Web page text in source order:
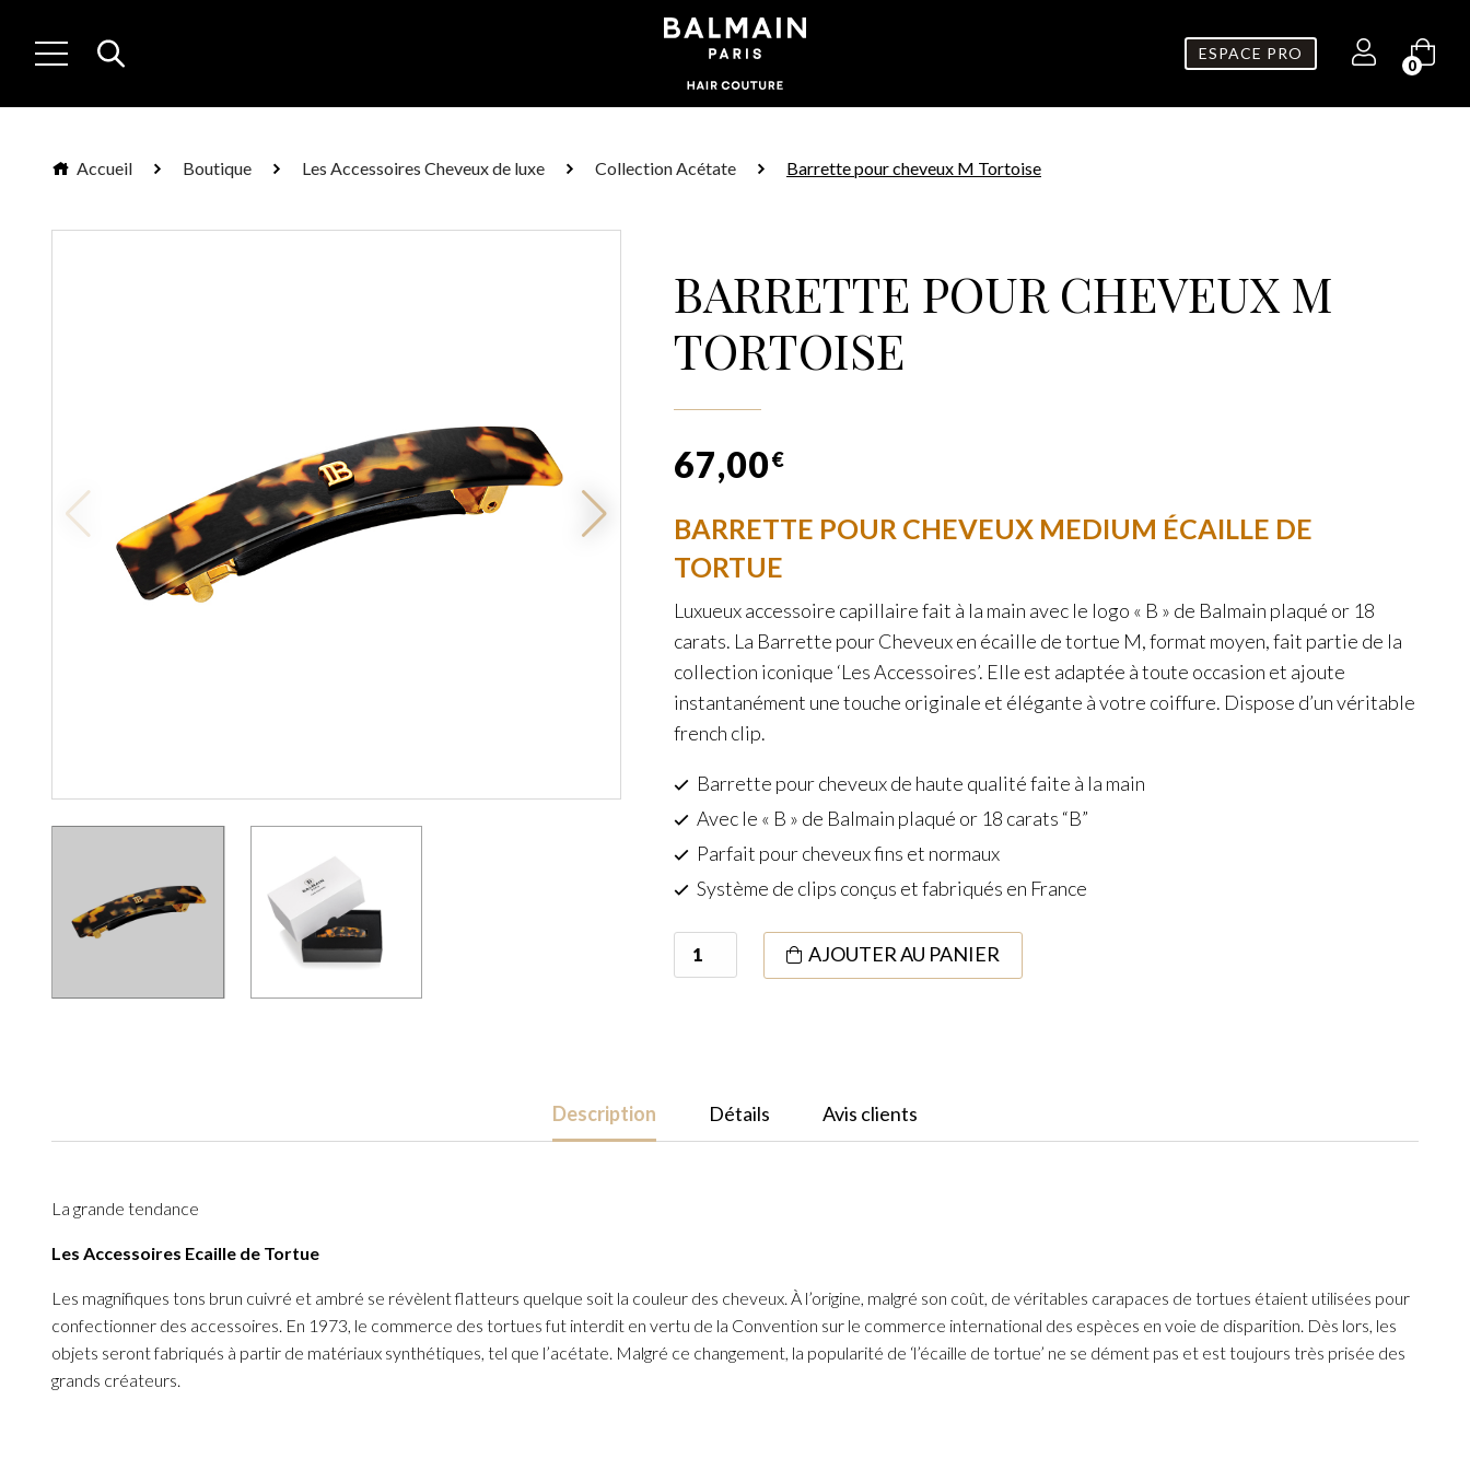
ESPACE PRO
0
Accueil Boutique Les Accessoires Cheveux de luxe Collection Acétate Barrette pour cheveux M Tortoise
BARRETTE POUR CHEVEUX M
TORTOISE
67,00€
BARRETTE POUR CHEVEUX MEDIUM ÉCAILLE DE
TORTUE
Luxueux accessoire capillaire fait à la main avec le logo « B » de Balmain plaqué or 18
carats. La Barrette pour Cheveux en écaille de tortue M, format moyen, fait partie de la
collection iconique ‘Les Accessoires’. Elle est adaptée à toute occasion et ajoute
instantanément une touche originale et élégante à votre coiffure. Dispose d’un véritable
french clip.
Barrette pour cheveux de haute qualité faite à la main
Avec le « B » de Balmain plaqué or 18 carats “B”
Parfait pour cheveux fins et normaux
Système de clips conçus et fabriqués en France
quantité
de
Tortoise
AJOUTER AU PANIER
Description Détails Avis clients
La grande tendance
Les Accessoires Ecaille de Tortue
Les magnifiques tons brun cuivré et ambré se révèlent flatteurs quelque soit la couleur des cheveux. À l’origine, malgré son coût, de véritables carapaces de tortues étaient utilisées pour
confectionner des accessoires. En 1973, le commerce des tortues fut interdit en vertu de la Convention sur le commerce international des espèces en voie de disparition. Dès lors, les
objets seront fabriqués à partir de matériaux synthétiques, tel que l’acétate. Malgré ce changement, la popularité de ‘l’écaille de tortue’ ne se dément pas et est toujours très prisée des
grands créateurs.